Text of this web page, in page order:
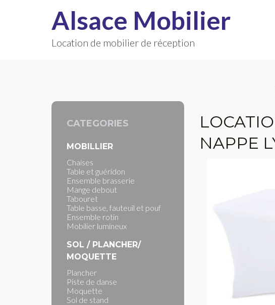
Alsace Mobilier
Location de mobilier de réception
CATEGORIES
MOBILLIER
Chaises
Table et guéridon
Ensemble brasserie
Mange debout
Tabouret
Table basse, fauteuil et pouf
Ensemble rotin
Mobilier lumineux
SOL / PLANCHER/
MOQUETTE
Plancher
Piste de danse
Moquette
Sol de stand
NAPPE